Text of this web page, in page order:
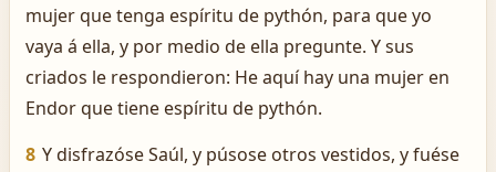
mujer que tenga espíritu de pythón, para que yo
vaya á ella, y por medio de ella pregunte. Y sus
criados le respondieron: He aquí hay una mujer en
Endor que tiene espíritu de pythón.
8 Y disfrazóse Saúl, y púsose otros vestidos, y fuése